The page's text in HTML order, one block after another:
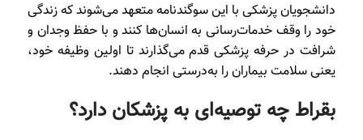
دانشجویان پزشکی با این سوگندنامه متعهد می‌شوند که زندگی
خود را وقف خدمات‌رسانی به انسان‌ها کنند و با حفظ وجدان و
شرافت در حرفه پزشکی قدم می‌گذارند تا اولین وظیفه خود،
یعنی سلامت بیماران را به‌درستی انجام دهند.
بقراط چه توصیه‌ای به پزشکان دارد؟